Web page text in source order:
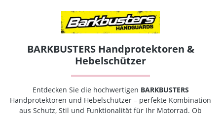
BARKBUSTERS Handprotektoren &
Hebelschützer
Entdecken Sie die hochwertigen BARKBUSTERS
Handprotektoren und Hebelschützer – perfekte Kombination
aus Schutz, Stil und Funktionalität für Ihr Motorrad. Ob